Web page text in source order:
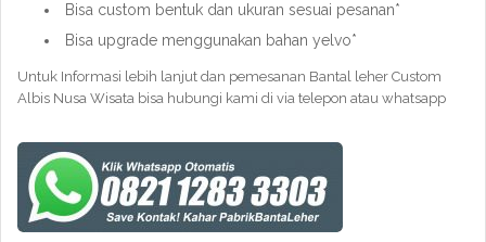
Bisa custom bentuk dan ukuran sesuai pesanan*
Bisa upgrade menggunakan bahan yelvo*
Untuk Informasi lebih lanjut dan pemesanan Bantal leher Custom
Albis Nusa Wisata bisa hubungi kami di via telepon atau whatsapp